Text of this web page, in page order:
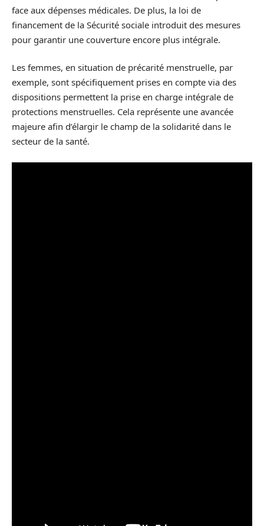
face aux dépenses médicales. De plus, la loi de
financement de la Sécurité sociale introduit des mesures
pour garantir une couverture encore plus intégrale.
Les femmes, en situation de précarité menstruelle, par
exemple, sont spécifiquement prises en compte via des
dispositions permettent la prise en charge intégrale de
protections menstruelles. Cela représente une avancée
majeure afin d’élargir le champ de la solidarité dans le
secteur de la santé.